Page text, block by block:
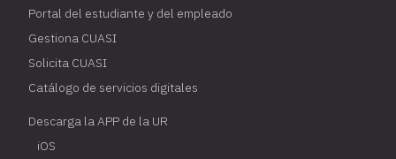
Portal del estudiante y del empleado
Gestiona CUASI
Solicita CUASI
Catálogo de servicios digitales
Descarga la APP de la UR
iOS